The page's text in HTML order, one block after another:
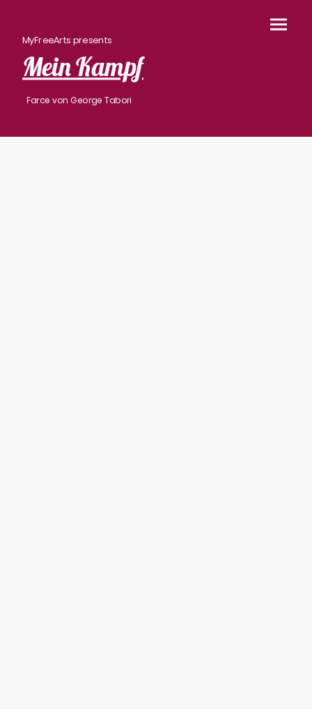
MyFreeArts presents
Mein Kampf
Farce von George Tabori